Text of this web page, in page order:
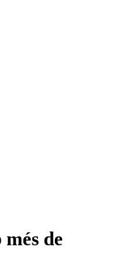
de